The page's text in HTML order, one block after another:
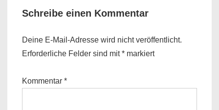
Schreibe einen Kommentar
Deine E-Mail-Adresse wird nicht veröffentlicht.
Erforderliche Felder sind mit* markiert
Kommentar *